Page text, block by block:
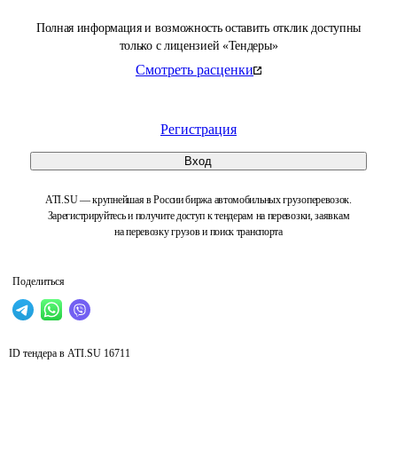
Полная информация и возможность оставить отклик доступны
только с лицензией «Тендеры»
Смотреть расценки
Регистрация
Вход
ATI.SU — крупнейшая в России биржа автомобильных грузоперевозок.
Зарегистрируйтесь и получите доступ к тендерам на перевозки, заявкам
на перевозку грузов и поиск транспорта
Поделиться
ID тендера в ATI.SU 16711